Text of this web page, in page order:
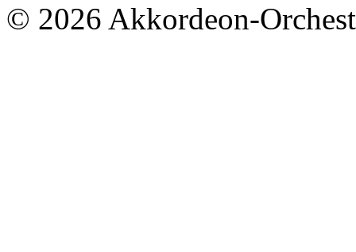
© 2026 Akkordeon-